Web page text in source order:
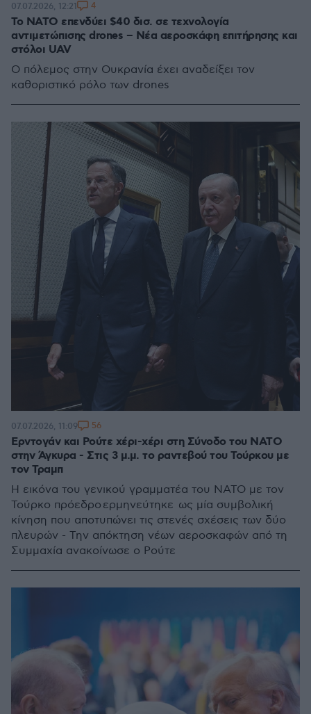
Το ΝΑΤΟ επενδύει $40 δισ. σε τεχνολογία
αντιμετώπισης drones – Νέα αεροσκάφη επιτήρησης και
στόλοι UAV
Ο πόλεμος στην Ουκρανία έχει αναδείξει τον
καθοριστικό ρόλο των drones
07.07.2026, 12:21 4
Ερντογάν και Ρούτε χέρι-χέρι στη Σύνοδο του ΝΑΤΟ
στην Άγκυρα - Στις 3 μ.μ. το ραντεβού του Τούρκου με
τον Τραμπ
Η εικόνα του γενικού γραμματέα του ΝΑΤΟ με τον
Τούρκο πρόεδρο ερμηνεύτηκε ως μία συμβολική
κίνηση που αποτυπώνει τις στενές σχέσεις των δύο
πλευρών - Την απόκτηση νέων αεροσκαφών από τη
Συμμαχία ανακοίνωσε ο Ρούτε
07.07.2026, 11:09 56